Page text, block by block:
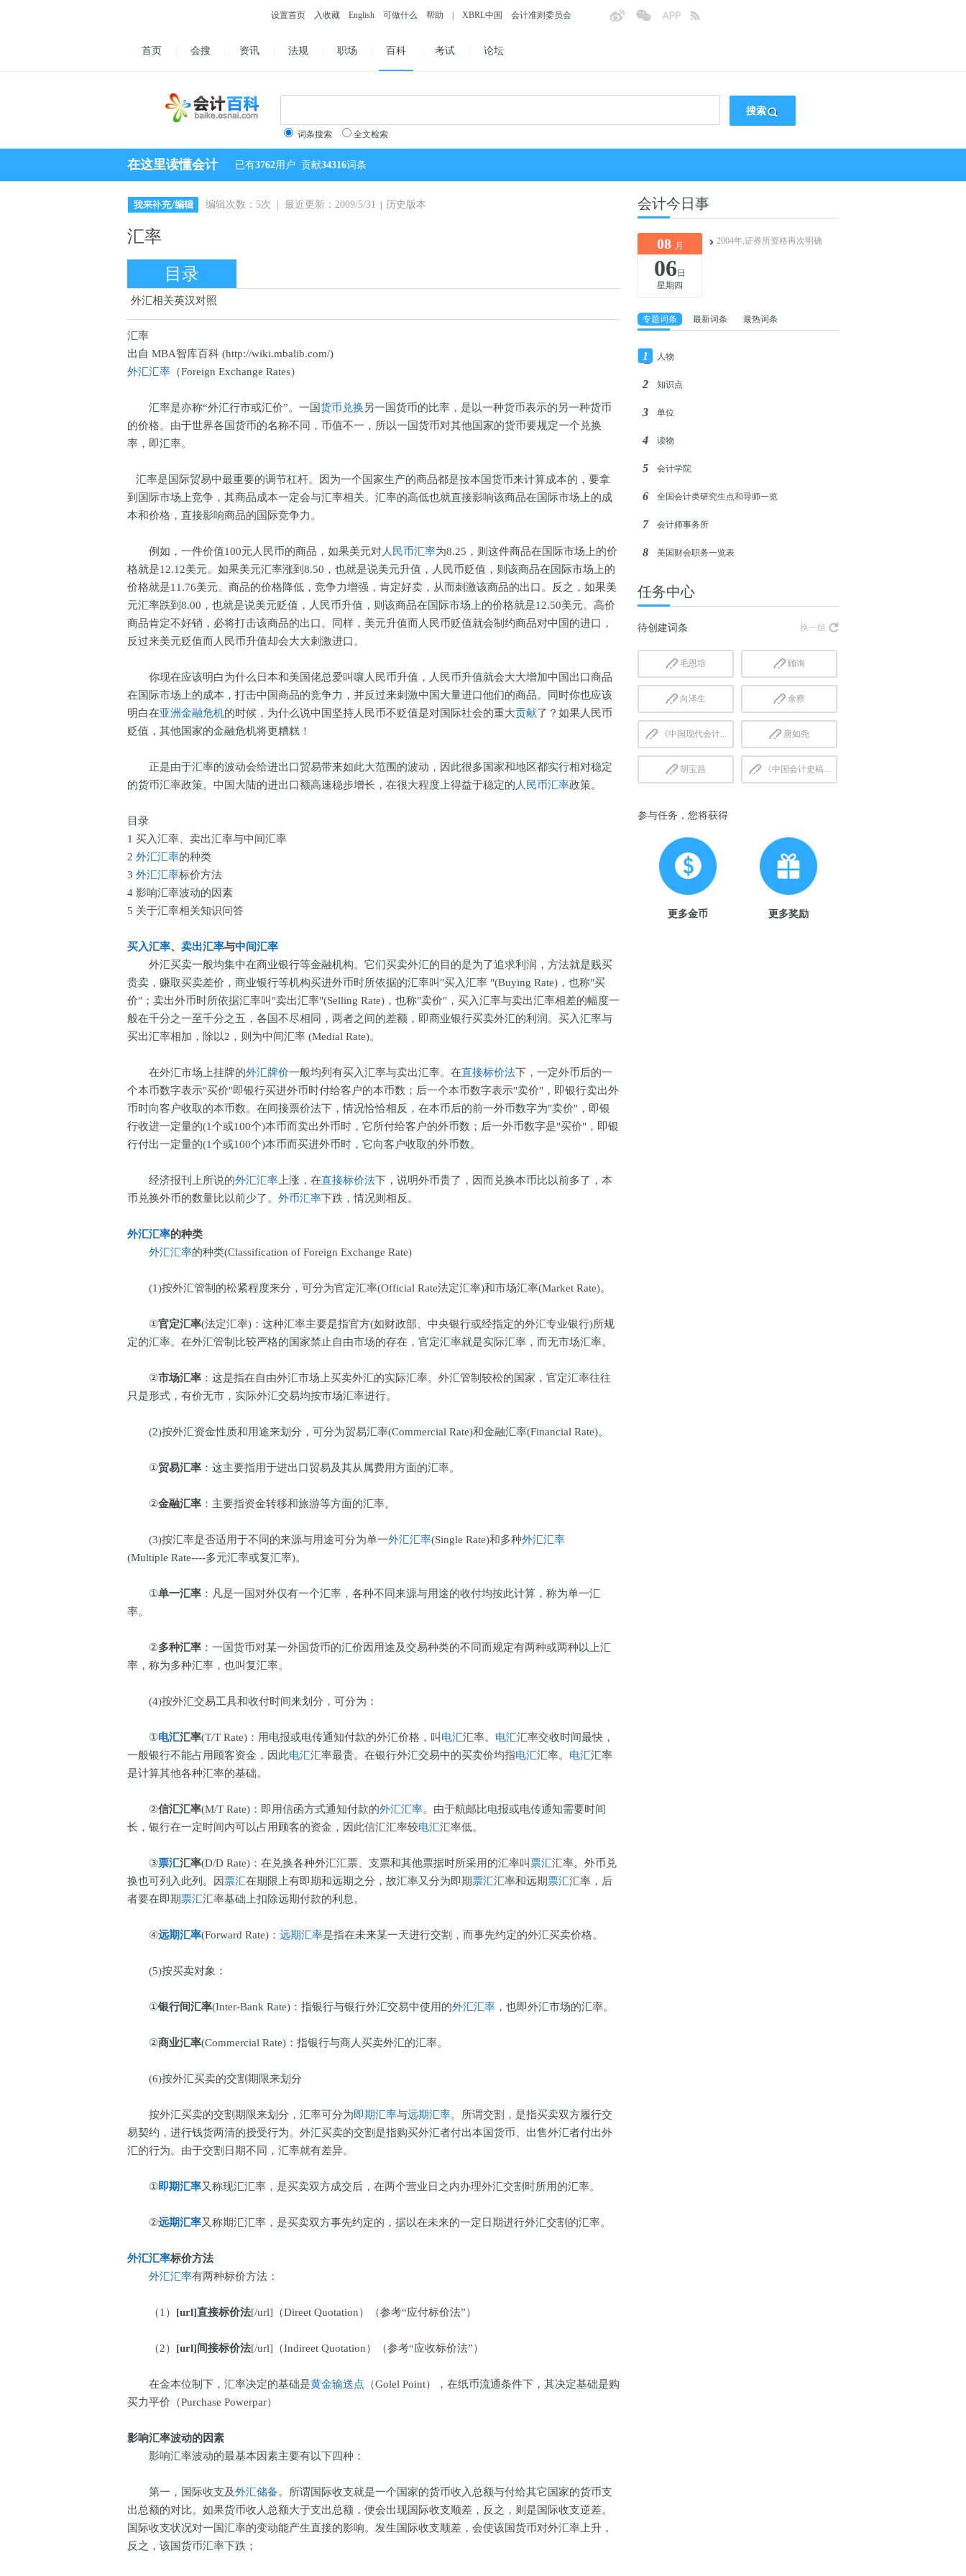
设置首页 入收藏 English 可做什么 帮助 XBRL中国 会计准则委员会
首页 会搜 资讯 法规 职场 百科 考试 论坛
搜索
词条搜索 全文检索
在这里读懂会计 已有3762用户 贡献34316词条
编辑次数：5次 | 最近更新：2009/5/31 历史版本
汇率
目录
外汇相关英汉对照
汇率
出自 MBA智库百科 (http://wiki.mbalib.com/)
外汇汇率 （Foreign Exchange Rates）
汇率是亦称“外汇行市或汇价”。一国货币兑换另一国货币的比率，是以一种货币表示的另一种货币
的价格。由于世界各国货币的名称不同，币值不一，所以一国货币对其他国家的货币要规定一个兑换
率，即汇率。
汇率是国际贸易中最重要的调节杠杆。因为一个国家生产的商品都是按本国货币来计算成本的，要拿
到国际市场上竞争，其商品成本一定会与汇率相关。汇率的高低也就直接影响该商品在国际市场上的成
本和价格，直接影响商品的国际竞争力。
例如，一件价值100元人民币的商品，如果美元对人民币汇率为8.25，则这件商品在国际市场上的价
格就是12.12美元。如果美元汇率涨到8.50，也就是说美元升值，人民币贬值，则该商品在国际市场上的
价格就是11.76美元。商品的价格降低，竞争力增强，肯定好卖，从而刺激该商品的出口。反之，如果美
元汇率跌到8.00，也就是说美元贬值，人民币升值，则该商品在国际市场上的价格就是12.50美元。高价
商品肯定不好销，必将打击该商品的出口。同样，美元升值而人民币贬值就会制约商品对中国的进口，
反过来美元贬值而人民币升值却会大大刺激进口。
你现在应该明白为什么日本和美国佬总爱叫嚷人民币升值，人民币升值就会大大增加中国出口商品
在国际市场上的成本，打击中国商品的竞争力，并反过来刺激中国大量进口他们的商品。同时你也应该
明白在亚洲金融危机的时候，为什么说中国坚持人民币不贬值是对国际社会的重大贡献了？如果人民币
贬值，其他国家的金融危机将更糟糕！
正是由于汇率的波动会给进出口贸易带来如此大范围的波动，因此很多国家和地区都实行相对稳定
的货币汇率政策。中国大陆的进出口额高速稳步增长，在很大程度上得益于稳定的人民币汇率政策。
目录
1 买入汇率、卖出汇率与中间汇率
2 外汇汇率的种类
3 外汇汇率标价方法
4 影响汇率波动的因素
5 关于汇率相关知识问答
买入汇率、 卖出汇率与中间汇率
外汇买卖一般均集中在商业银行等金融机构。它们买卖外汇的目的是为了追求利润，方法就是贱买
贵卖，赚取买卖差价，商业银行等机构买进外币时所依据的汇率叫"买入汇率 "(Buying Rate)，也称"买
价"；卖出外币时所依据汇率叫"卖出汇率"(Selling Rate)，也称"卖价"，买入汇率与卖出汇率相差的幅度一
般在千分之一至千分之五，各国不尽相同，两者之间的差额，即商业银行买卖外汇的利润。买入汇率与
买出汇率相加，除以2，则为中间汇率 (Medial Rate)。
在外汇市场上挂牌的外汇牌价一般均列有买入汇率与卖出汇率。在直接标价法下，一定外币后的一
个本币数字表示"买价"即银行买进外币时付给客户的本币数；后一个本币数字表示"卖价"，即银行卖出外
币时向客户收取的本币数。在间接票价法下，情况恰恰相反，在本币后的前一外币数字为"卖价"，即银
行收进一定量的(1个或100个)本币而卖出外币时，它所付给客户的外币数；后一外币数字是"买价"，即银
行付出一定量的(1个或100个)本币而买进外币时，它向客户收取的外币数。
经济报刊上所说的外汇汇率上涨，在直接标价法下，说明外币贵了，因而兑换本币比以前多了，本
币兑换外币的数量比以前少了。 外币汇率下跌，情况则相反。
外汇汇率的种类
外汇汇率的种类(Classification of Foreign Exchange Rate)
(1)按外汇管制的松紧程度来分，可分为官定汇率(Official Rate法定汇率)和市场汇率(Market Rate)。
①官定汇率(法定汇率)：这种汇率主要是指官方(如财政部、中央银行或经指定的外汇专业银行)所规
定的汇率。在外汇管制比较严格的国家禁止自由市场的存在，官定汇率就是实际汇率，而无市场汇率。
②市场汇率 ：这是指在自由外汇市场上买卖外汇的实际汇率。外汇管制较松的国家，官定汇率往往
只是形式，有价无市，实际外汇交易均按市场汇率进行。
(2)按外汇资金性质和用途来划分，可分为贸易汇率(Commercial Rate)和金融汇率(Financial Rate)。
①贸易汇率 ：这主要指用于进出口贸易及其从属费用方面的汇率。
②金融汇率 ：主要指资金转移和旅游等方面的汇率。
(3)按汇率是否适用于不同的来源与用途可分为单一外汇汇率(Single Rate)和多种外汇汇率
(Multiple Rate----多元汇率或复汇率)。
①单一汇率 ：凡是一国对外仅有一个汇率，各种不同来源与用途的收付均按此计算，称为单一汇
率。
②多种汇率 ：一国货币对某一外国货币的汇价因用途及交易种类的不同而规定有两种或两种以上汇
率，称为多种汇率，也叫复汇率。
(4)按外汇交易工具和收付时间来划分，可分为：
①电汇汇率(T/T Rate)：用电报或电传通知付款的外汇价格，叫 电汇汇率。 电汇汇率交收时间最快，
一般银行不能占用顾客资金，因此电汇汇率最贵。在银行外汇交易中的买卖价均指电汇汇率。 电汇汇率
是计算其他各种汇率的基础。
②信汇汇率(M/T Rate)：即用信函方式通知付款的外汇汇率。由于航邮比电报或电传通知需要时间
长，银行在一定时间内可以占用顾客的资金，因此信汇汇率较电汇汇率低。
③票汇汇率(D/D Rate)：在兑换各种外汇汇票、支票和其他票据时所采用的汇率叫 票汇汇率。外币兑
换也可列入此列。因票汇在期限上有即期和远期之分，故汇率又分为即期票汇汇率和远期票汇汇率，后
者要在即期票汇汇率基础上扣除远期付款的利息。
④远期汇率(Forward Rate)： 远期汇率是指在未来某一天进行交割，而事先约定的外汇买卖价格。
(5)按买卖对象：
①银行间汇率(Inter-Bank Rate)：指银行与银行外汇交易中使用的外汇汇率 ，也即外汇市场的汇率。
②商业汇率(Commercial Rate)：指银行与商人买卖外汇的汇率。
(6)按外汇买卖的交割期限来划分
按外汇买卖的交割期限来划分，汇率可分为即期汇率与远期汇率。所谓交割，是指买卖双方履行交
易契约，进行钱货两清的授受行为。外汇买卖的交割是指购买外汇者付出本国货币、出售外汇者付出外
汇的行为。由于交割日期不同，汇率就有差异。
①即期汇率又称现汇汇率，是买卖双方成交后，在两个营业日之内办理外汇交割时所用的汇率。
②远期汇率又称期汇汇率，是买卖双方事先约定的，据以在未来的一定日期进行外汇交割的汇率。
外汇汇率标价方法
外汇汇率有两种标价方法：
（1） [url]直接标价法[/url]（Direet Quotation）（参考“应付标价法”）
（2） [url]间接标价法[/url]（Indireet Quotation）（参考“应收标价法”）
在金本位制下，汇率决定的基础是黄金输送点 （Golel Point），在纸币流通条件下，其决定基础是购
买力平价（Purchase Powerpar）
影响汇率波动的因素
影响汇率波动的最基本因素主要有以下四种：
第一，国际收支及外汇储备。所谓国际收支就是一个国家的货币收入总额与付给其它国家的货币支
出总额的对比。如果货币收人总额大于支出总额，便会出现国际收支顺差，反之，则是国际收支逆差。
国际收支状况对一国汇率的变动能产生直接的影响。发生国际收支顺差，会使该国货币对外汇率上升，
反之，该国货币汇率下跌；
会计今日事
08 月
06 日
星期四
2004年,证券所资格再次明确
专题词条 最新词条 最热词条
1 人物
2 知识点
3 单位
4 读物
5 会计学院
6 全国会计类研究生点和导师一览
7 会计师事务所
8 美国财会职务一览表
任务中心
待创建词条 换一组
毛恩培 顾询
向泽生 余察
《中国现代会计... 唐如尧
胡宝昌 《中国会计史稿...
参与任务，您将获得
更多金币 更多奖励